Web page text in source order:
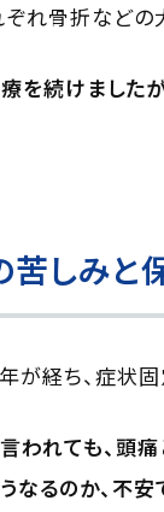
れ骨折などの
を続けました
しみと
が経ち、症状
われても、頭
なるのか、不